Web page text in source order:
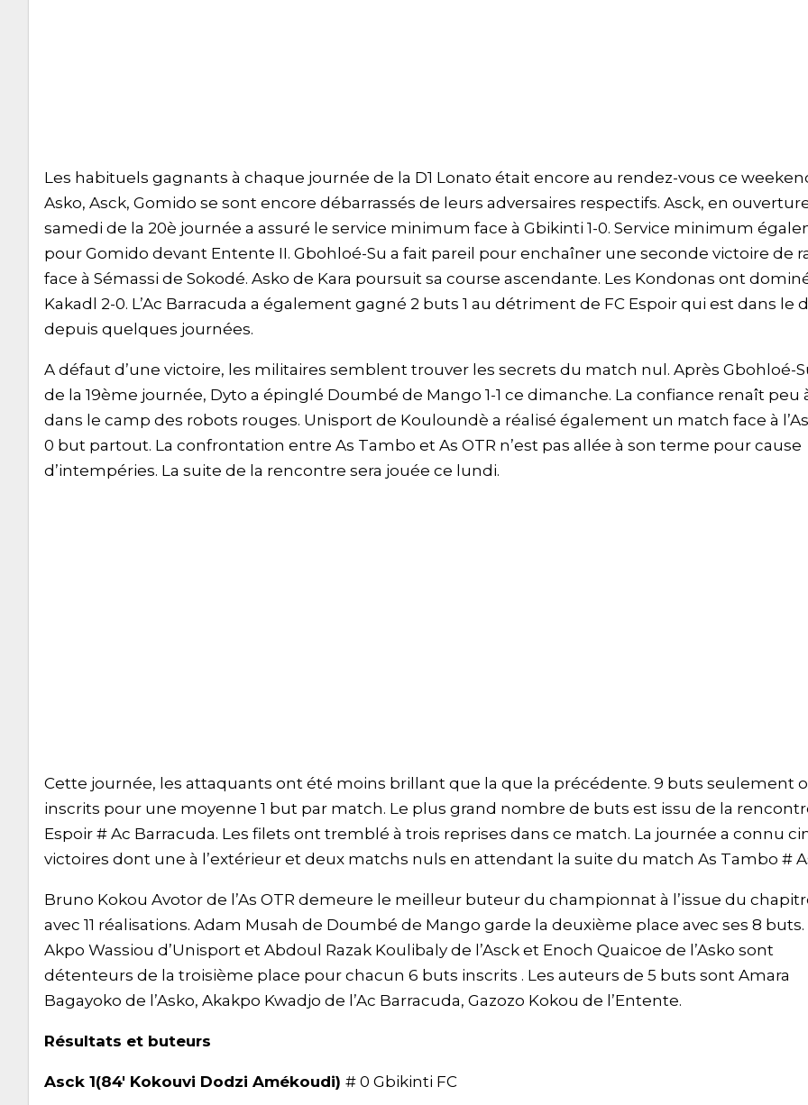
Les habituels gagnants à chaque journée de la D1 Lonato était encore au rendez-vous ce
Asko, Asck, Gomido se sont encore débarrassés de leurs adversaires respectifs. Asck, en
samedi de la 20è journée a assuré le service minimum face à Gbikinti 1-0. Service minimum
pour Gomido devant Entente II. Gbohloé-Su a fait pareil pour enchaîner une seconde victoire de
face à Sémassi de Sokodé. Asko de Kara poursuit sa course ascendante. Les Kondonas ont
Kakadl 2-0. L’Ac Barracuda a également gagné 2 buts 1 au détriment de FC Espoir qui est dans le
depuis quelques journées.
A défaut d’une victoire, les militaires semblent trouver les secrets du match nul. Après Gbohloé-
de la 19ème journée, Dyto a épinglé Doumbé de Mango 1-1 ce dimanche. La confiance renaît peu
dans le camp des robots rouges. Unisport de Kouloundè a réalisé également un match face à
0 but partout. La confrontation entre As Tambo et As OTR n’est pas allée à son terme pour cause
d’intempéries. La suite de la rencontre sera jouée ce lundi.
Cette journée, les attaquants ont été moins brillant que la que la précédente. 9 buts seulement
inscrits pour une moyenne 1 but par match. Le plus grand nombre de buts est issu de la
Espoir # Ac Barracuda. Les filets ont tremblé à trois reprises dans ce match. La journée a connu
victoires dont une à l’extérieur et deux matchs nuls en attendant la suite du match As Tambo #
Bruno Kokou Avotor de l’As OTR demeure le meilleur buteur du championnat à l’issue du
avec 11 réalisations. Adam Musah de Doumbé de Mango garde la deuxième place avec ses 8 buts.
Akpo Wassiou d’Unisport et Abdoul Razak Koulibaly de l’Asck et Enoch Quaicoe de l’Asko sont
détenteurs de la troisième place pour chacun 6 buts inscrits . Les auteurs de 5 buts sont Amara
Bagayoko de l’Asko, Akakpo Kwadjo de l’Ac Barracuda, Gazozo Kokou de l’Entente.
Résultats et buteurs
Asck 1(84′ Kokouvi Dodzi Amékoudi) # 0 Gbikinti FC